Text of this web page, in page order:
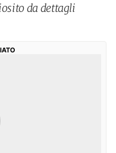
da dettagli